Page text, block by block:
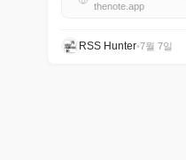
thenote.app
RSS Hunter•7월 7일